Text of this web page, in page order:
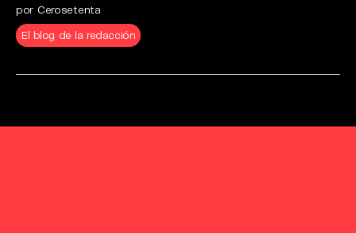
por Cerosetenta
El blog de la redacción